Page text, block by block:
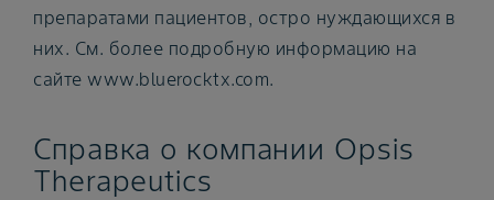
препаратами пациентов, остро нуждающихся в
них. См. более подробную информацию на
сайте www.bluerocktx.com.
Справка о компании Opsis
Therapeutics